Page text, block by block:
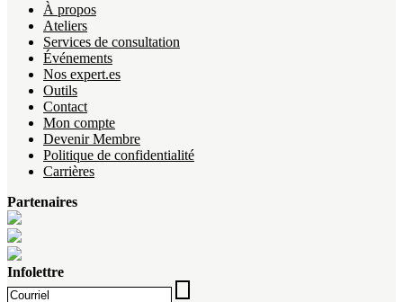
À propos
Ateliers
Services de consultation
Événements
Nos expert.es
Outils
Contact
Mon compte
Devenir Membre
Politique de confidentialité
Carrières
Partenaires
Infolettre